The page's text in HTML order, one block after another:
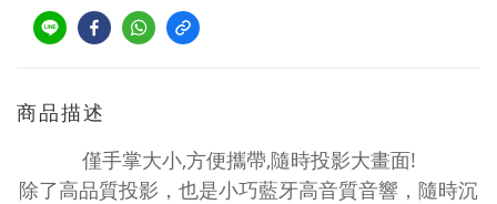
商品描述
僅手掌大小,方便攜帶,隨時投影大畫面!
除了高品質投影，也是小巧藍牙高音質音響，隨時沉